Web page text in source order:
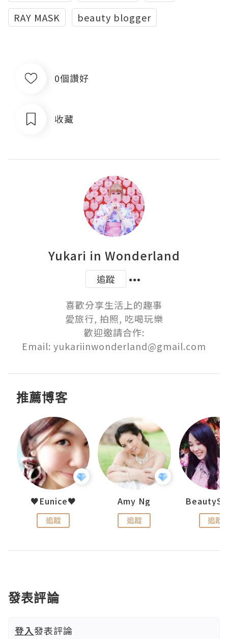
RAY MASK
beauty blogger
0個讚好
收藏
Yukari in Wonderland
追蹤
喜歡分享生活上的趣事
愛旅行, 拍照, 吃喝玩樂
歡迎邀請合作:
Email: yukariinwonderland@gmail.com
推薦博客
♥Eunice♥
追蹤
Amy Ng
追蹤 追蹤
發表評論
登入發表評論